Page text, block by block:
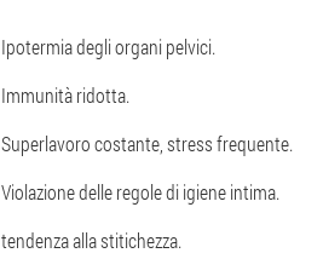
Ipotermia degli organi pelvici.
Immunità ridotta.
Superlavoro costante, stress frequente.
Violazione delle regole di igiene intima.
tendenza alla stitichezza.